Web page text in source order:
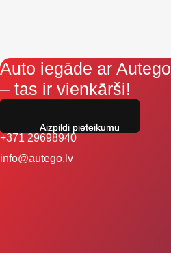
Auto iegāde ar Autego
– tas ir vienkārši!
+371 29698940
info@autego.lv